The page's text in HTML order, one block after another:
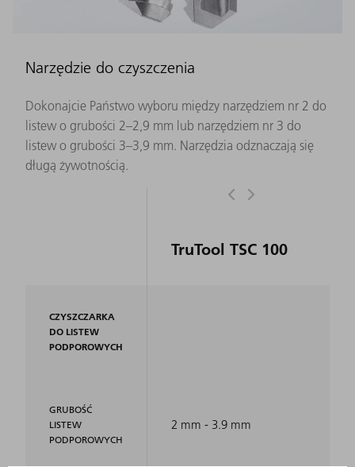
Narzędzie do czyszczenia
Dokonajcie Państwo wyboru między narzędziem nr 2 do
listew o grubości 2–2,9 mm lub narzędziem nr 3 do
listew o grubości 3–3,9 mm. Narzędzia odznaczają się
długą żywotnością.
CZYSZCZARKA
DO LISTEW
PODPOROWYCH
GRUBOŚĆ
LISTEW
PODPOROWYCH
TruTool TSC 100
2 mm - 3.9 mm